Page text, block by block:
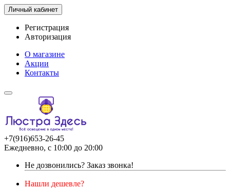
Личный кабинет
Регистрация
Авторизация
О магазине
Акции
Контакты
+7(916)653-26-45
Ежедневно, с 10:00 до 20:00
Не дозвонились? Заказ звонка!
Нашли дешевле?